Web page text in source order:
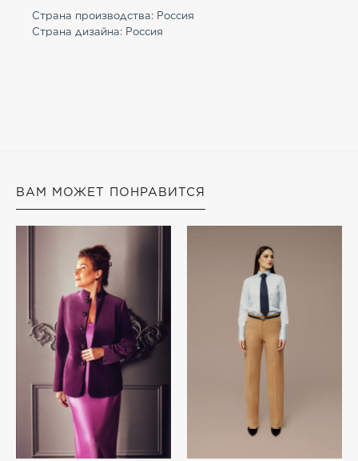
Страна производства: Россия
Страна дизайна: Россия
ВАМ МОЖЕТ ПОНРАВИТСЯ